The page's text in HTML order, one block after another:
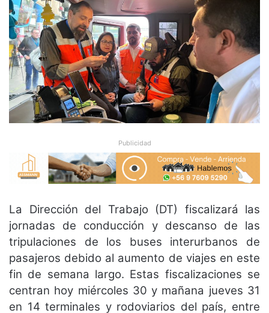
Publicidad
La Dirección del Trabajo (DT) fiscalizará las
jornadas de conducción y descanso de las
tripulaciones de los buses interurbanos de
pasajeros debido al aumento de viajes en este
fin de semana largo. Estas fiscalizaciones se
centran hoy miércoles 30 y mañana jueves 31
en 14 terminales y rodoviarios del país, entre